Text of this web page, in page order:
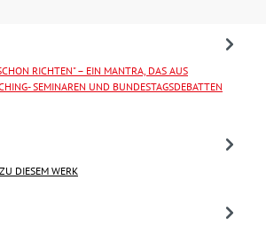
RICHTEN" – EIN MANTRA, DAS AUS
SEMINAREN UND BUNDESTAGSDEBATTEN
DIESEM WERK